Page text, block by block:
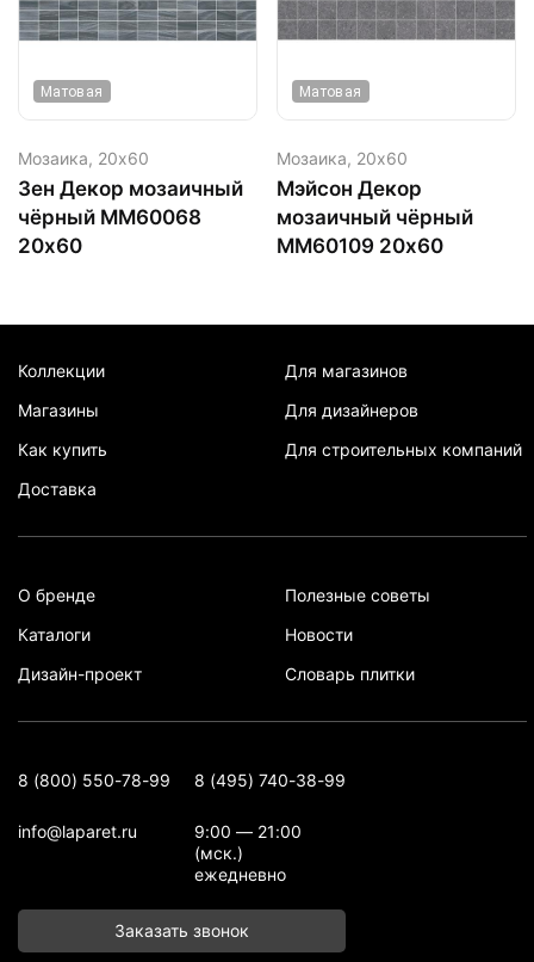
Матовая
Мозаика, 20х60
Зен Декор мозаичный
чёрный MM60068
20х60
Матовая
Мозаика, 20х60
Мэйсон Декор
мозаичный чёрный
MM60109 20х60
Коллекции
Магазины
Как купить
Доставка
Для магазинов
Для дизайнеров
Для строительных компаний
О бренде
Каталоги
Дизайн-проект
Полезные советы
Новости
Словарь плитки
8 (800) 550-78-99 8 (495) 740-38-99
info@laparet.ru
9:00 — 21:00
(мск.)
ежедневно
Заказать звонок